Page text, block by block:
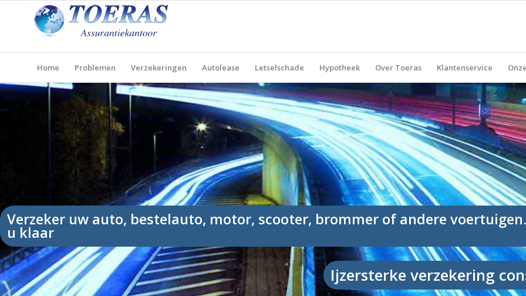
Home Problemen Verzekeringen Autolease Letselschade Hypotheek Over Toeras Klantenservice
Ijzersterke verzekering
Verzeker uw auto, bestelauto, motor, scooter, brommer of andere
u klaar